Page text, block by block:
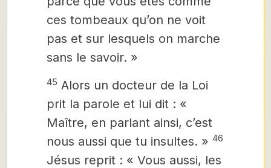
ces tombeaux qu’on ne voit
pas et sur lesquels on marche
sans le savoir. »
45 Alors un docteur de la Loi
prit la parole et lui dit : «
Maître, en parlant ainsi, c’est
nous aussi que tu insultes. » 46
Jésus reprit : « Vous aussi, les